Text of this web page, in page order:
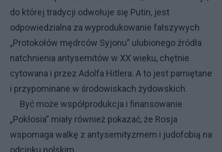
do której tradycji odwołuje się Putin, jest
odpowiedzialna za wyprodukowanie fałszywych
„Protokołów mędrców Syjonu” ulubionego źródła
natchnienia antysemitów w XX wieku, chętnie
cytowana i przez Adolfa Hitlera. A to jest pamiętane
i przypominane w środowiskach żydowskich.
Być może współprodukcja i finansowanie
„Pokłosia” miały również pokazać, że Rosja
wspomaga walkę z antysemityzmem i judofobią na
odcinku polskim.